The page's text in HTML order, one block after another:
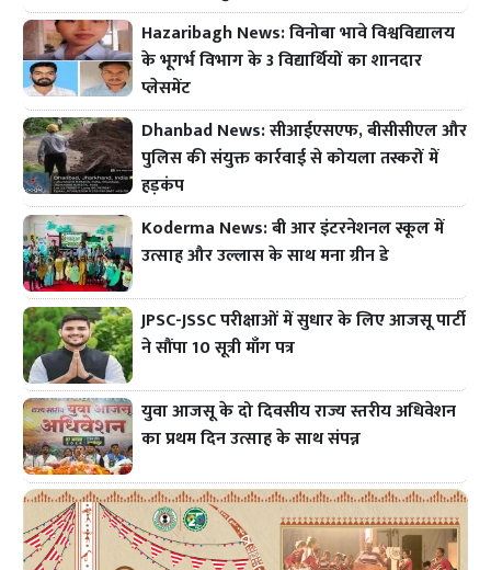
Hazaribagh News: विनोबा भावे विश्वविद्यालय
के भूगर्भ विभाग के 3 विद्यार्थियों का शानदार
प्लेसमेंट
Dhanbad News: सीआईएसएफ, बीसीसीएल और
पुलिस की संयुक्त कार्रवाई से कोयला तस्करों में
हड़कंप
Koderma News: बी आर इंटरनेशनल स्कूल में
उत्साह और उल्लास के साथ मना ग्रीन डे
JPSC-JSSC परीक्षाओं में सुधार के लिए आजसू पार्टी
ने सौंपा 10 सूत्री माँग पत्र
युवा आजसू के दो दिवसीय राज्य स्तरीय अधिवेशन
का प्रथम दिन उत्साह के साथ संपन्न